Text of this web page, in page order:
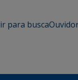
ir para busca